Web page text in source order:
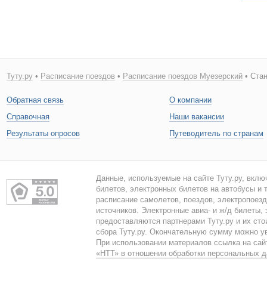
Туту.ру• Расписание поездов • Расписание поездов Муезерский•
Обратная связь
Справочная
Результаты опросов
О компании
Наши вакансии
Путеводитель по странам
Данные, используемые на сайте Туту.ру,
билетов, электронных билетов на автобусы и
расписание самолетов, поездов,
источников. Электронные авиа- и ж/д билеты,
предоставляются партнерами Туту.ру и их
сбора Туту.ру. Окончательную сумму можно
При использовании материалов ссылка на
«НТТ» в отношении обработки персональных